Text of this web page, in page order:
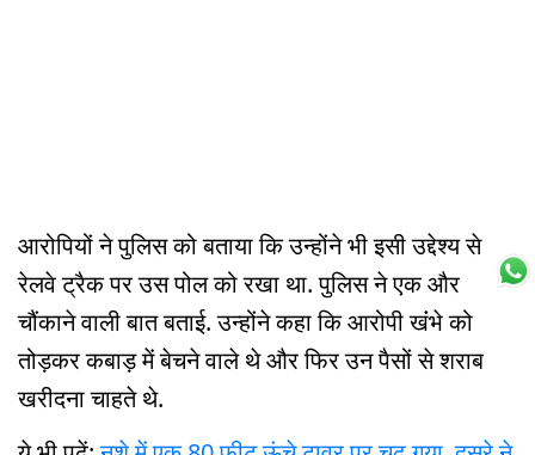
आरोपियों ने पुलिस को बताया कि उन्होंने भी इसी उद्देश्य से
रेलवे ट्रैक पर उस पोल को रखा था. पुलिस ने एक और
चौंकाने वाली बात बताई. उन्होंने कहा कि आरोपी खंंभे को
तोड़कर कबाड़ में बेचने वाले थे और फिर उन पैसों से शराब
खरीदना चाहते थे.